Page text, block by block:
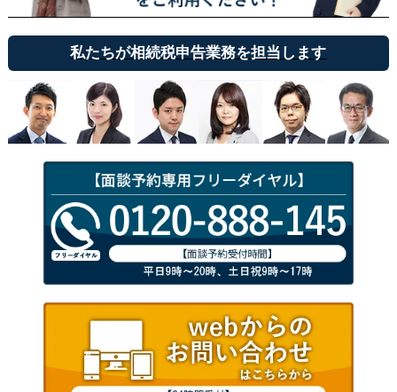
私たちが相続税申告業務を担当します